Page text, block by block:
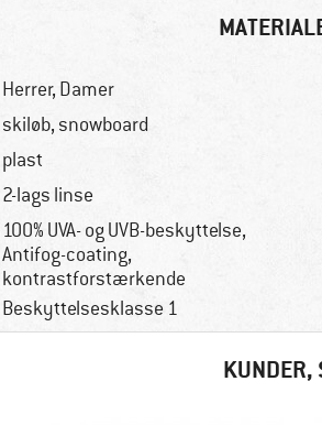
Herrer, Damer
skiløb, snowboard
plast
2-lags linse
100% UVA- og UVB-beskyttelse,
Antifog-coating,
kontrastforstærkende
Beskyttelsesklasse 1
KUNDER,